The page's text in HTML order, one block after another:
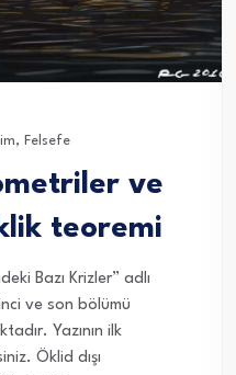
, Felsefe
ve
teoremi
Bazı Krizler” adlı
ve son bölümü
Yazının ilk
Öklid dışı